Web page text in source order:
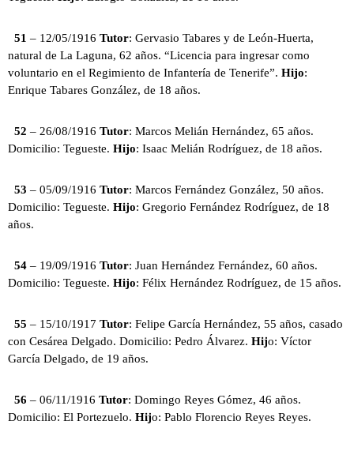
51 – 12/05/1916 Tutor: Gervasio Tabares y de León-Huerta,
natural de La Laguna, 62 años. “Licencia para ingresar como
voluntario en el Regimiento de Infantería de Tenerife”. Hijo:
Enrique Tabares González, de 18 años.
52 – 26/08/1916 Tutor: Marcos Melián Hernández, 65 años.
Domicilio: Tegueste. Hijo: Isaac Melián Rodríguez, de 18 años.
53 – 05/09/1916 Tutor: Marcos Fernández González, 50 años.
Domicilio: Tegueste. Hijo: Gregorio Fernández Rodríguez, de 18
años.
54 – 19/09/1916 Tutor: Juan Hernández Fernández, 60 años.
Domicilio: Tegueste. Hijo: Félix Hernández Rodríguez, de 15 años.
55 – 15/10/1917 Tutor: Felipe García Hernández, 55 años, casado
con Cesárea Delgado. Domicilio: Pedro Álvarez. Hijo: Víctor
García Delgado, de 19 años.
56 – 06/11/1916 Tutor: Domingo Reyes Gómez, 46 años.
Domicilio: El Portezuelo. Hijo: Pablo Florencio Reyes Reyes.